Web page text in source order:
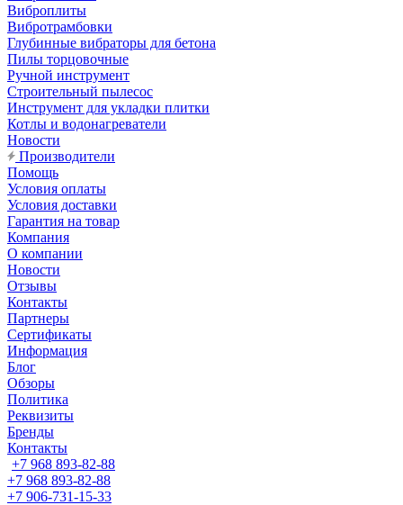
Виброплиты
Вибротрамбовки
Глубинные вибраторы для бетона
Пилы торцовочные
Ручной инструмент
Строительный пылесос
Инструмент для укладки плитки
Котлы и водонагреватели
Новости
Производители
Помощь
Условия оплаты
Условия доставки
Гарантия на товар
Компания
О компании
Новости
Отзывы
Контакты
Партнеры
Сертификаты
Информация
Блог
Обзоры
Политика
Реквизиты
Бренды
Контакты
+7 968 893-82-88
+7 968 893-82-88
+7 906-731-15-33